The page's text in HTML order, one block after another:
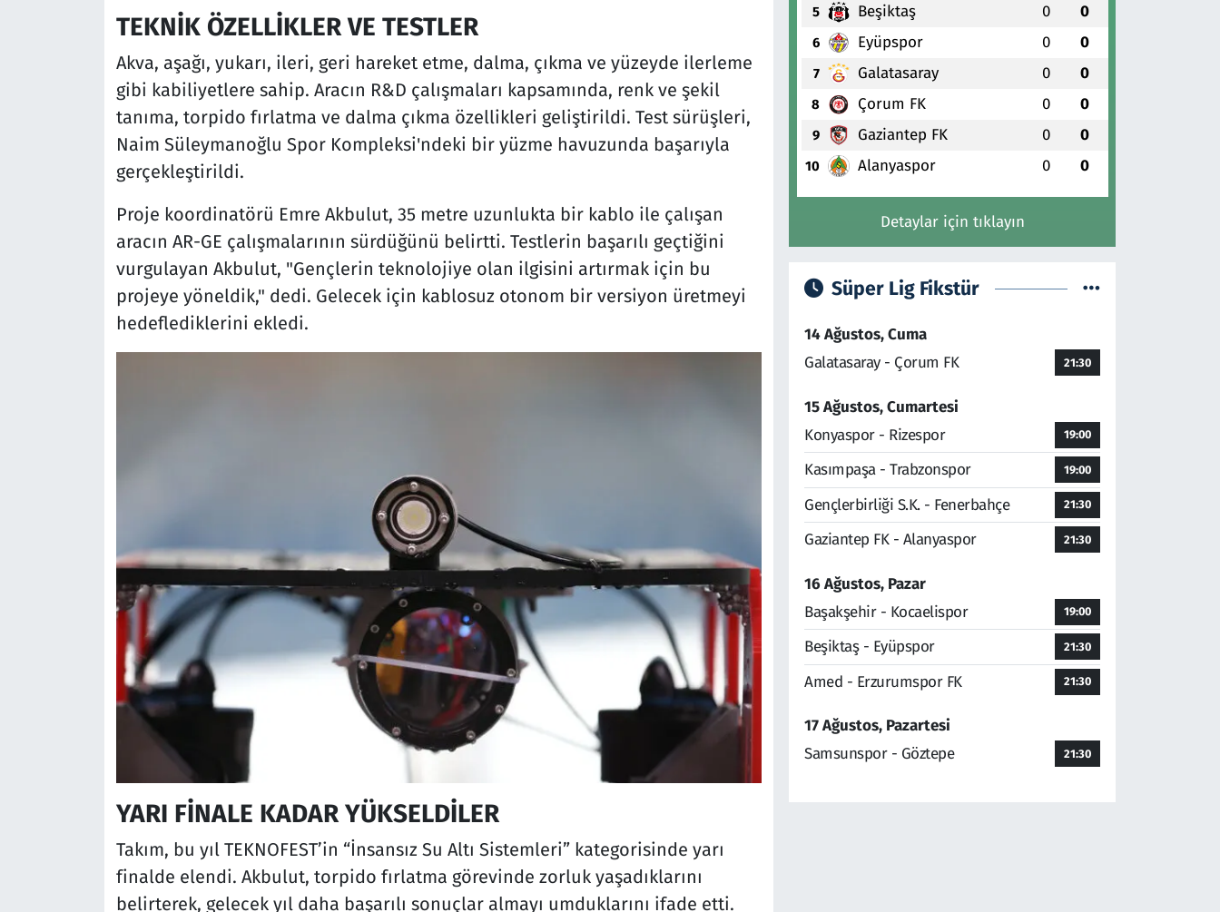
TEKNİK ÖZELLİKLER VE TESTLER
Akva, aşağı, yukarı, ileri, geri hareket etme, dalma, çıkma ve yüzeyde ilerleme
gibi kabiliyetlere sahip. Aracın R&D çalışmaları kapsamında, renk ve şekil
tanıma, torpido fırlatma ve dalma çıkma özellikleri geliştirildi. Test sürüşleri,
Naim Süleymanoğlu Spor Kompleksi'ndeki bir yüzme havuzunda başarıyla
gerçekleştirildi.
Proje koordinatörü Emre Akbulut, 35 metre uzunlukta bir kablo ile çalışan
aracın AR-GE çalışmalarının sürdüğünü belirtti. Testlerin başarılı geçtiğini
vurgulayan Akbulut, "Gençlerin teknolojiye olan ilgisini artırmak için bu
projeye yöneldik," dedi. Gelecek için kablosuz otonom bir versiyon üretmeyi
hedeflediklerini ekledi.
YARI FİNALE KADAR YÜKSELDİLER
Takım, bu yıl TEKNOFEST’in “İnsansız Su Altı Sistemleri” kategorisinde yarı
finalde elendi. Akbulut, torpido fırlatma görevinde zorluk yaşadıklarını
belirterek, gelecek yıl daha başarılı sonuçlar almayı umduklarını ifade etti.
5 Beşiktaş 0 0
6 Eyüpspor 0 0
7 Galatasaray 0 0
8 Çorum FK 0 0
9 Gaziantep FK 0 0
10 Alanyaspor 0 0
Detaylar için tıklayın
Süper Lig Fikstür
14 Ağustos, Cuma
Galatasaray - Çorum FK
21:30
15 Ağustos, Cumartesi
Konyaspor - Rizespor
19:00
Kasımpaşa - Trabzonspor 19:00
Gençlerbirliği S.K. - Fenerbahçe 21:30
Gaziantep FK - Alanyaspor 21:30
16 Ağustos, Pazar
Başakşehir - Kocaelispor
19:00
Beşiktaş - Eyüpspor 21:30
Amed - Erzurumspor FK 21:30
17 Ağustos, Pazartesi
Samsunspor - Göztepe
21:30